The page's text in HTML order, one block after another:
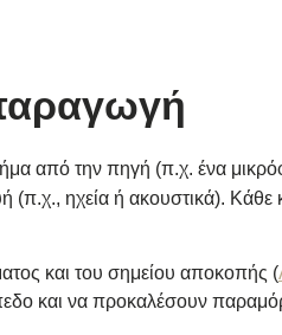
από την πηγή (π.χ. ένα
(π.χ., ηχεία ή ακουστικά). Κάθε
και του σημείου αποκοπής (
και να προκαλέσουν